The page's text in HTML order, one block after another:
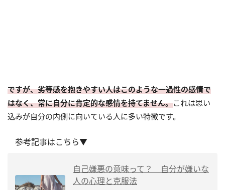
ですが、劣等感を抱きやすい人はこのような一過性の感情で
はなく、常に自分に肯定的な感情を持てません。これは思い
込みが自分の内側に向いている人に多い特徴です。
参考記事はこちら▼
自己嫌悪の意味って？ 自分が嫌いな
人の心理と克服法